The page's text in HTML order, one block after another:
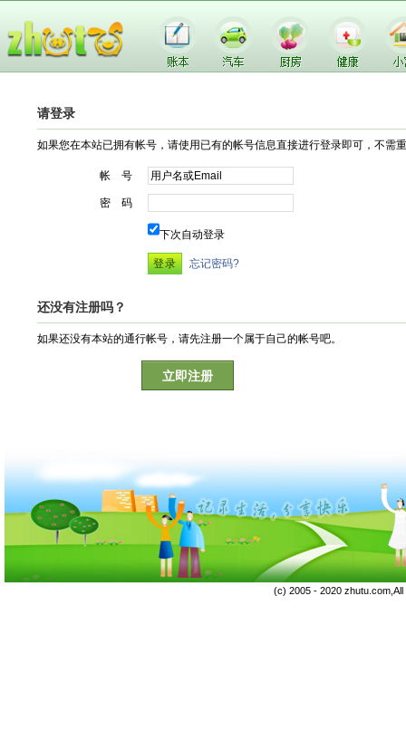
请登录
如果您在本站已拥有帐号，请使用已有的帐号信息直接进行登录即可，不需
帐 号
密 码
下次自动登录
忘记密码?
还没有注册吗？
如果还没有本站的通行帐号，请先注册一个属于自己的帐号吧。
立即注册
(c) 2005 - 2020